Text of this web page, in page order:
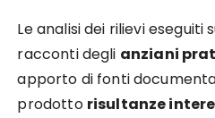
Le analisi dei rilievi eseguiti
racconti degli anziani
apporto di fonti
prodotto risultanze